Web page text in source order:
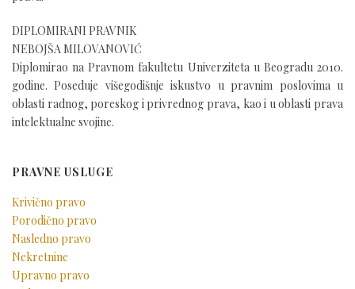
DIPLOMIRANI PRAVNIK
NEBOJŠA MILOVANOVIĆ
Diplomirao na Pravnom fakultetu Univerziteta u Beogradu 2010.
godine. Poseduje višegodišnje iskustvo u pravnim poslovima u
oblasti radnog, poreskog i privrednog prava, kao i u oblasti prava
intelektualne svojine.
PRAVNE USLUGE
Krivično pravo
Porodično pravo
Nasledno pravo
Nekretnine
Upravno pravo